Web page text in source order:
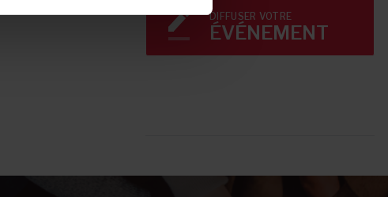
DIFFUSER VOTRE
ÉVÉNEMENT